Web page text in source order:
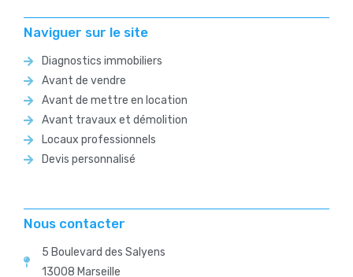
Naviguer sur le site
Diagnostics immobiliers
Avant de vendre
Avant de mettre en location
Avant travaux et démolition
Locaux professionnels
Devis personnalisé
Nous contacter
5 Boulevard des Salyens
13008 Marseille